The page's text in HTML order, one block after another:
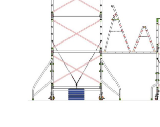
ACCESSORI, RICAMBI E COMPONENTI